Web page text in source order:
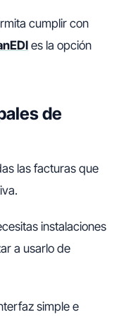
cumplir con
es la opción
de
las facturas que
instalaciones
a usarlo de
simple e